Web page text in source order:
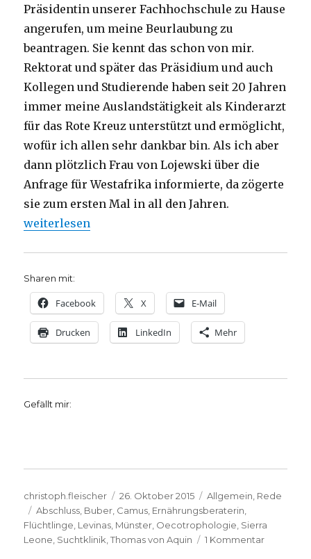
Präsidentin unserer Fachhochschule zu Hause
angerufen, um meine Beurlaubung zu
beantragen. Sie kennt das schon von mir.
Rektorat und später das Präsidium und auch
Kollegen und Studierende haben seit 20 Jahren
immer meine Auslandstätigkeit als Kinderarzt
für das Rote Kreuz unterstützt und ermöglicht,
wofür ich allen sehr dankbar bin. Als ich aber
dann plötzlich Frau von Lojewski über die
Anfrage für Westafrika informierte, da zögerte
sie zum ersten Mal in all den Jahren.
„Festrede der Absolventenfeier vom Fachbereich
weiterlesen
Sharen mit:
Facebook X E-Mail
Drucken LinkedIn Mehr
Gefällt mir:
Autor
christoph.fleischer
Veröffentlicht
am
26. Oktober 2015 Kategorien
Allgemein, Rede
Schlagwörter
Abschluss, Buber, Camus, Ernährungsberaterin,
Flüchtlinge, Levinas, Münster, Oecotrophologie, Sierra
Leone, Suchtklinik,Thomas von Aquin 1 Kommentarzu